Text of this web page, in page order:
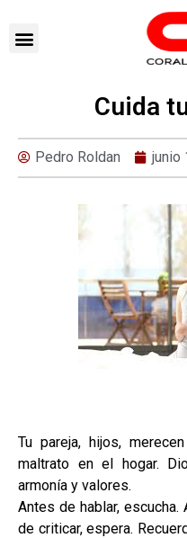
Cuida
Pedro Roldan junio
Tu pareja, hijos,
maltrato en el hogar.
armonía y valores.
Antes de hablar,
de criticar, espera.